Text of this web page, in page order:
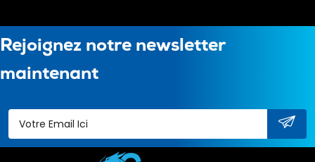
Rejoignez notre newsletter
maintenant